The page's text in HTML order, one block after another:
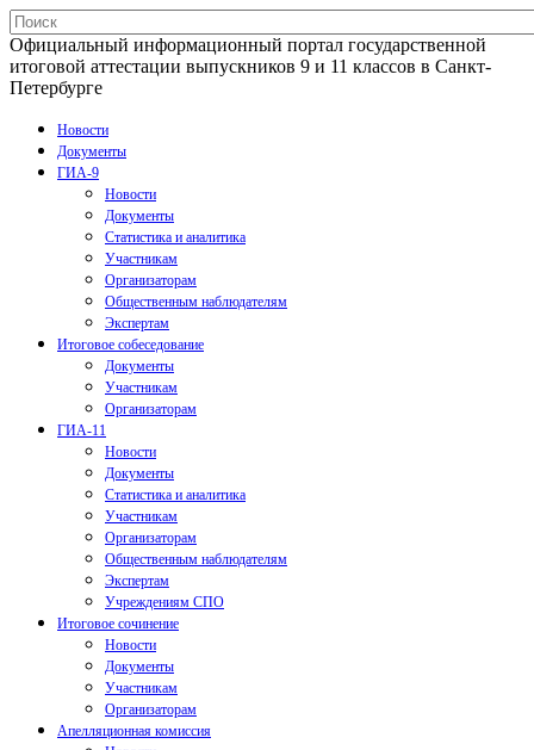
Официальный информационный портал государственной
итоговой аттестации выпускников 9 и 11 классов в Санкт-
Петербурге
Новости
Документы
ГИА-9
Новости
Документы
Статистика и аналитика
Участникам
Организаторам
Общественным наблюдателям
Экспертам
Итоговое собеседование
Документы
Участникам
Организаторам
ГИА-11
Новости
Документы
Статистика и аналитика
Участникам
Организаторам
Общественным наблюдателям
Экспертам
Учреждениям СПО
Итоговое сочинение
Новости
Документы
Участникам
Организаторам
Апелляционная комиссия